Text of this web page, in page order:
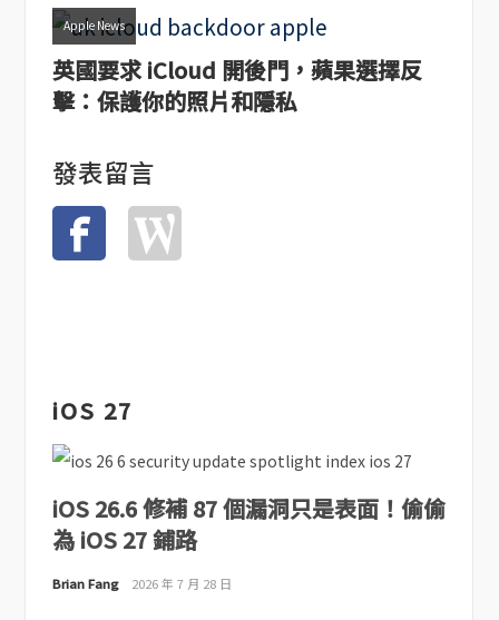
Apple News
英國要求 iCloud 開後門，蘋果選擇反
擊：保護你的照片和隱私
發表留言
iOS 27
iOS 26.6 修補 87 個漏洞只是表面！偷偷
為 iOS 27 鋪路
Brian Fang 2026 年 7 月 28 日